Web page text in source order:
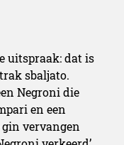
uitspraak: dat is
sbaljato.
Negroni die
en een
vervangen